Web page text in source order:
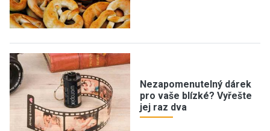
Nezapomenutelný dárek
pro vaše blízké? Vyřešte
jej raz dva